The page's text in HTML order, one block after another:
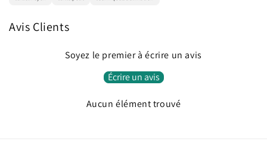
Avis Clients
Soyez le premier à écrire un avis
Écrire un avis
Aucun élément trouvé